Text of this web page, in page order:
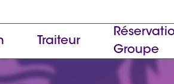
Traiteur
Groupe